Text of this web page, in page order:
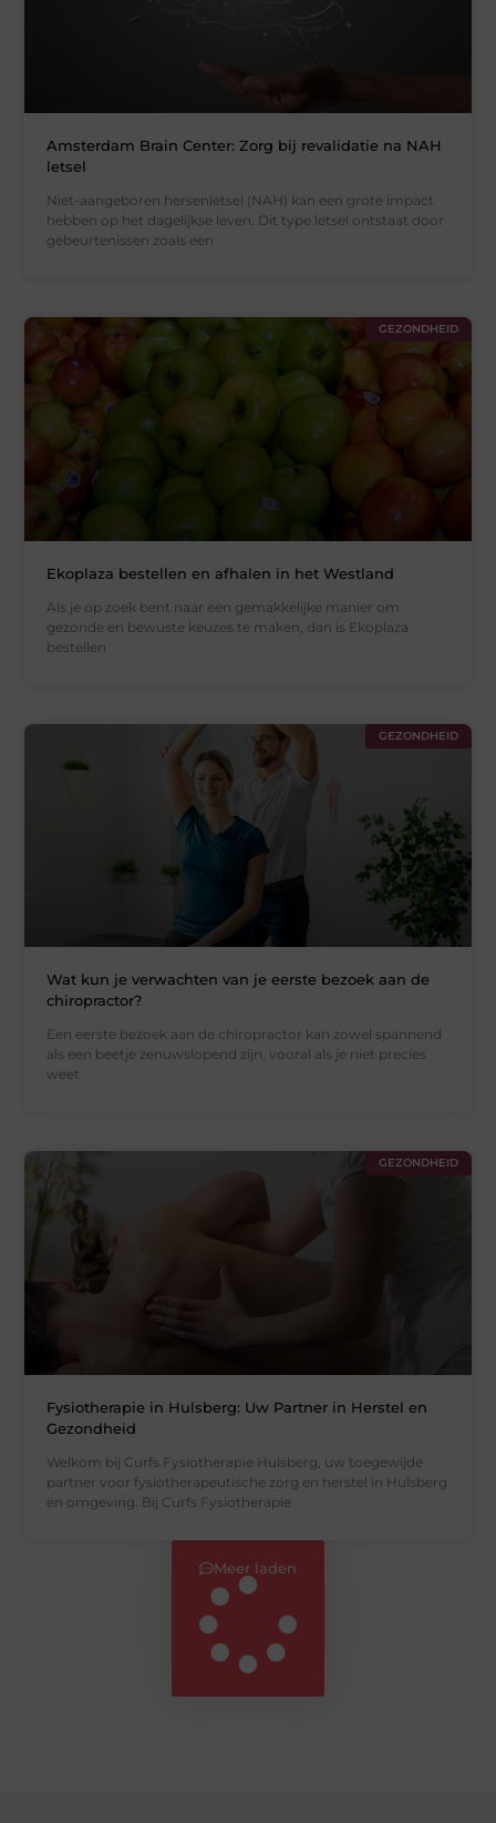
Amsterdam Brain Center: Zorg bij revalidatie na NAH
letsel
Niet-aangeboren hersenletsel (NAH) kan een grote impact
hebben op het dagelijkse leven. Dit type letsel ontstaat door
gebeurtenissen zoals een
GEZONDHEID
Ekoplaza bestellen en afhalen in het Westland
Als je op zoek bent naar een gemakkelijke manier om
gezonde en bewuste keuzes te maken, dan is Ekoplaza
bestellen
GEZONDHEID
Wat kun je verwachten van je eerste bezoek aan de
chiropractor?
Een eerste bezoek aan de chiropractor kan zowel spannend
als een beetje zenuwslopend zijn, vooral als je niet precies
weet
GEZONDHEID
Fysiotherapie in Hulsberg: Uw Partner in Herstel en
Gezondheid
Welkom bij Curfs Fysiotherapie Hulsberg, uw toegewijde
partner voor fysiotherapeutische zorg en herstel in Hulsberg
en omgeving. Bij Curfs Fysiotherapie
Meer laden